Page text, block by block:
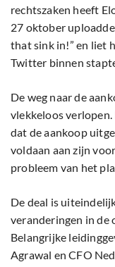
rechtszaken heeft
27 oktober
that sink in!” en liet
Twitter binnen
De weg naar de
vlekkeloos
dat de aankoop
voldaan aan zijn
probleem van het
De deal is
veranderingen in de
Belangrijke
Agrawal en CFO